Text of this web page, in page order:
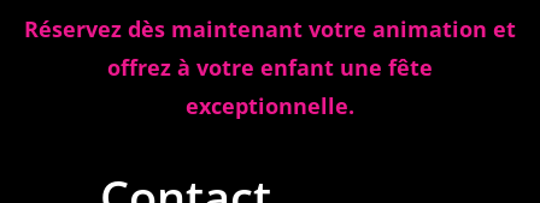
Réservez dès maintenant votre animation et
offrez à votre enfant une fête
exceptionnelle.